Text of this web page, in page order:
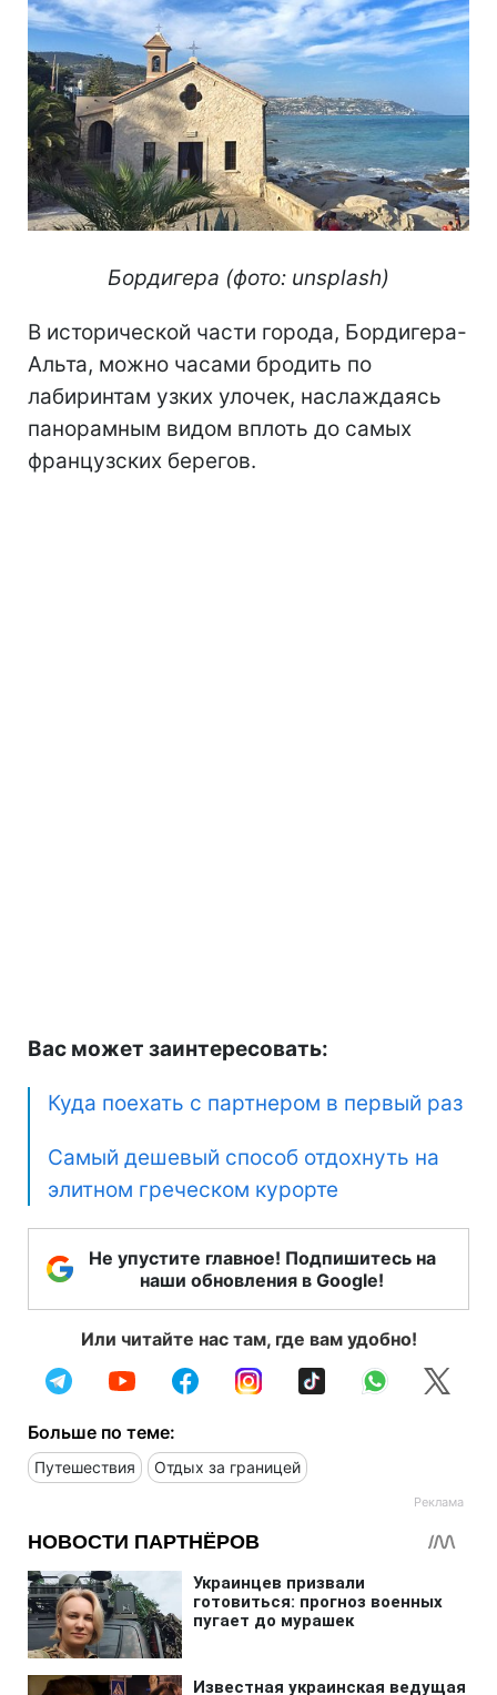
Бордигера (фото: unsplash)
В исторической части города, Бордигера-
Альта, можно часами бродить по
лабиринтам узких улочек, наслаждаясь
панорамным видом вплоть до самых
французских берегов.
Вас может заинтересовать:
Куда поехать с партнером в первый раз
Самый дешевый способ отдохнуть на
элитном греческом курорте
Не упустите главное! Подпишитесь на
наши обновления в Google!
Или читайте нас там, где вам удобно!
Больше по теме:
Путешествия Отдых за границей